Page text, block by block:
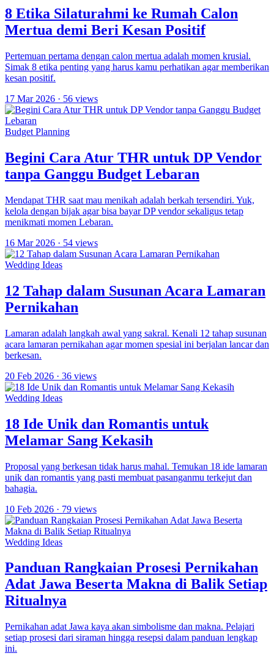
8 Etika Silaturahmi ke Rumah Calon
Mertua demi Beri Kesan Positif
Pertemuan pertama dengan calon mertua adalah momen krusial.
Simak 8 etika penting yang harus kamu perhatikan agar memberikan
kesan positif.
17 Mar 2026 · 56 views
Budget Planning
Begini Cara Atur THR untuk DP Vendor
tanpa Ganggu Budget Lebaran
Mendapat THR saat mau menikah adalah berkah tersendiri. Yuk,
kelola dengan bijak agar bisa bayar DP vendor sekaligus tetap
menikmati momen Lebaran.
16 Mar 2026 · 54 views
Wedding Ideas
12 Tahap dalam Susunan Acara Lamaran
Pernikahan
Lamaran adalah langkah awal yang sakral. Kenali 12 tahap susunan
acara lamaran pernikahan agar momen spesial ini berjalan lancar dan
berkesan.
20 Feb 2026 · 36 views
Wedding Ideas
18 Ide Unik dan Romantis untuk
Melamar Sang Kekasih
Proposal yang berkesan tidak harus mahal. Temukan 18 ide lamaran
unik dan romantis yang pasti membuat pasanganmu terkejut dan
bahagia.
10 Feb 2026 · 79 views
Wedding Ideas
Panduan Rangkaian Prosesi Pernikahan
Adat Jawa Beserta Makna di Balik Setiap
Ritualnya
Pernikahan adat Jawa kaya akan simbolisme dan makna. Pelajari
setiap prosesi dari siraman hingga resepsi dalam panduan lengkap
ini.